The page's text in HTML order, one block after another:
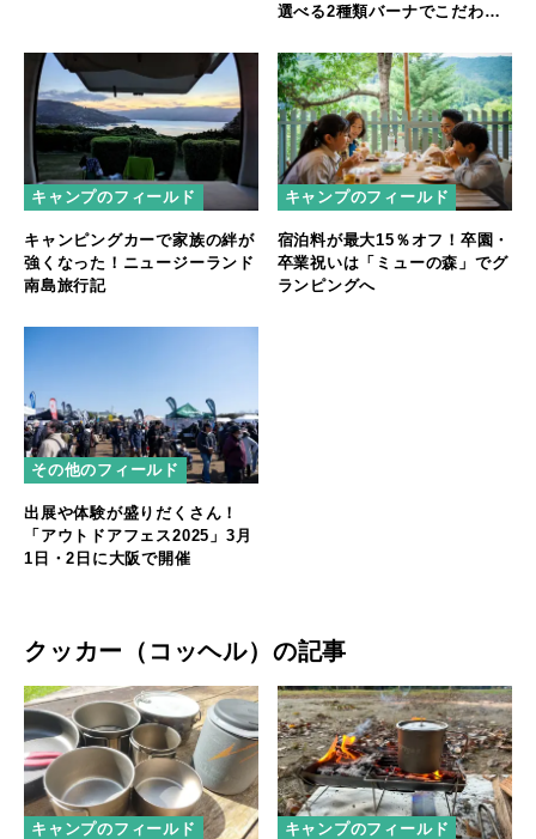
選べる2種類バーナでこだわり
キャンプのフィールド
キャンピングカーで家族の絆が
強くなった！ニュージーランド
南島旅行記
キャンプのフィールド
宿泊料が最大15％オフ！卒園・
卒業祝いは「ミューの森」でグ
ランピングへ
その他のフィールド
出展や体験が盛りだくさん！
「アウトドアフェス2025」3月
1日・2日に大阪で開催
クッカー（コッヘル）の記事
キャンプのフィールド キャンプのフィールド